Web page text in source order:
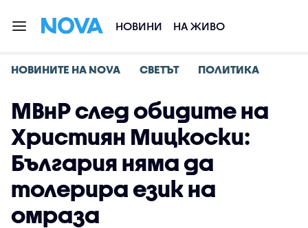
НОВИНИ НА ЖИВО
НОВИНИТЕ НА NOVA СВЕТЪТ ПОЛИТИКА
МВнР след обидите на
Християн Мицкоски:
България няма да
толерира език на
омраза